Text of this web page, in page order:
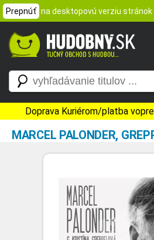
Prepnúť na desktopovú verziu stránok
Doprava Kuriérom/platba
MARCEL PALONDER,